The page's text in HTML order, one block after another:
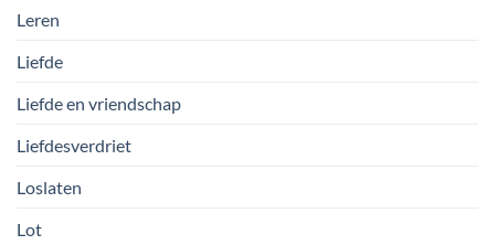
Leren
Liefde
Liefde en vriendschap
Liefdesverdriet
Loslaten
Lot